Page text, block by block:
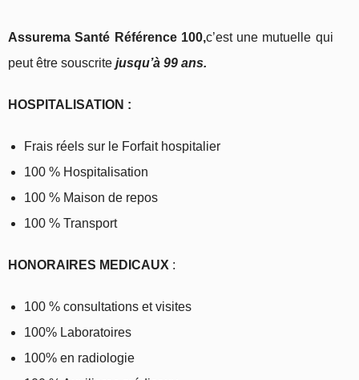
Assurema Santé Référence 100,c’est une mutuelle qui
peut être souscrite jusqu’à 99 ans.
HOSPITALISATION :
Frais réels sur le Forfait hospitalier
100 % Hospitalisation
100 % Maison de repos
100 % Transport
HONORAIRES MEDICAUX :
100 % consultations et visites
100% Laboratoires
100% en radiologie